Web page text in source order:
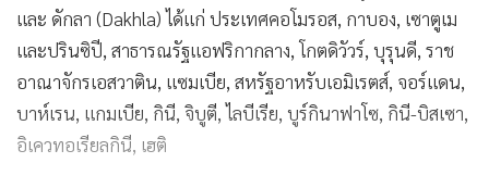
และ ดักลา (Dakhla) ได้แก่ ประเทศคอโมรอส, กาบอง, เซาตูเม
และปรินซิปี, สาธารณรัฐแอฟริกากลาง, โกตดิวัวร์, บุรุนดี, ราช
อาณาจักรเอสวาติน, แซมเบีย, สหรัฐอาหรับเอมิเรตส์, จอร์แดน,
บาห์เรน, แกมเบีย, กินี, จิบูตี, ไลบีเรีย, บูร์กินาฟาโซ, กินี-บิสเซา,
อิเควทอเรียลกินี, เฮติ